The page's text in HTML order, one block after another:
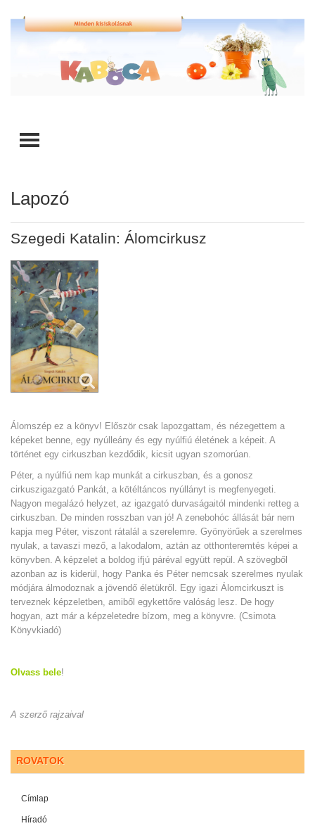
TOGGLE MENU
Lapozó
Szegedi Katalin: Álomcirkusz
Álomszép ez a könyv! Először csak lapozgattam, és nézegettem a
képeket benne, egy nyúlleány és egy nyúlfiú életének a képeit. A
történet egy cirkuszban kezdődik, kicsit ugyan szomorúan.
Péter, a nyúlfiú nem kap munkát a cirkuszban, és a gonosz
cirkuszigazgató Pankát, a kötéltáncos nyúllányt is megfenyegeti.
Nagyon megalázó helyzet, az igazgató durvaságaitól mindenki retteg a
cirkuszban. De minden rosszban van jó! A zenebohóc állását bár nem
kapja meg Péter, viszont rátalál a szerelemre. Gyönyörűek a szerelmes
nyulak, a tavaszi mező, a lakodalom, aztán az otthonteremtés képei a
könyvben. A képzelet a boldog ifjú páréval együtt repül. A szövegből
azonban az is kiderül, hogy Panka és Péter nemcsak szerelmes nyulak
módjára álmodoznak a jövendő életükről. Egy igazi Álomcirkuszt is
terveznek képzeletben, amiből egykettőre valóság lesz. De hogy
hogyan, azt már a képzeletedre bízom, meg a könyvre. (Csimota
Könyvkiadó)
Olvass bele!
A szerző rajzaival
ROVATOK
Címlap
Híradó